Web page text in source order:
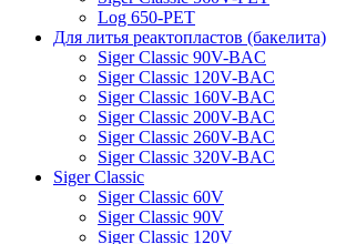
Log 650-PET
Для литья реактопластов (бакелита)
Siger Classic 90V-BAC
Siger Classic 120V-BAC
Siger Classic 160V-BAC
Siger Classic 200V-BAC
Siger Classic 260V-BAC
Siger Classic 320V-BAC
Siger Classic
Siger Classic 60V
Siger Classic 90V
Siger Classic 120V